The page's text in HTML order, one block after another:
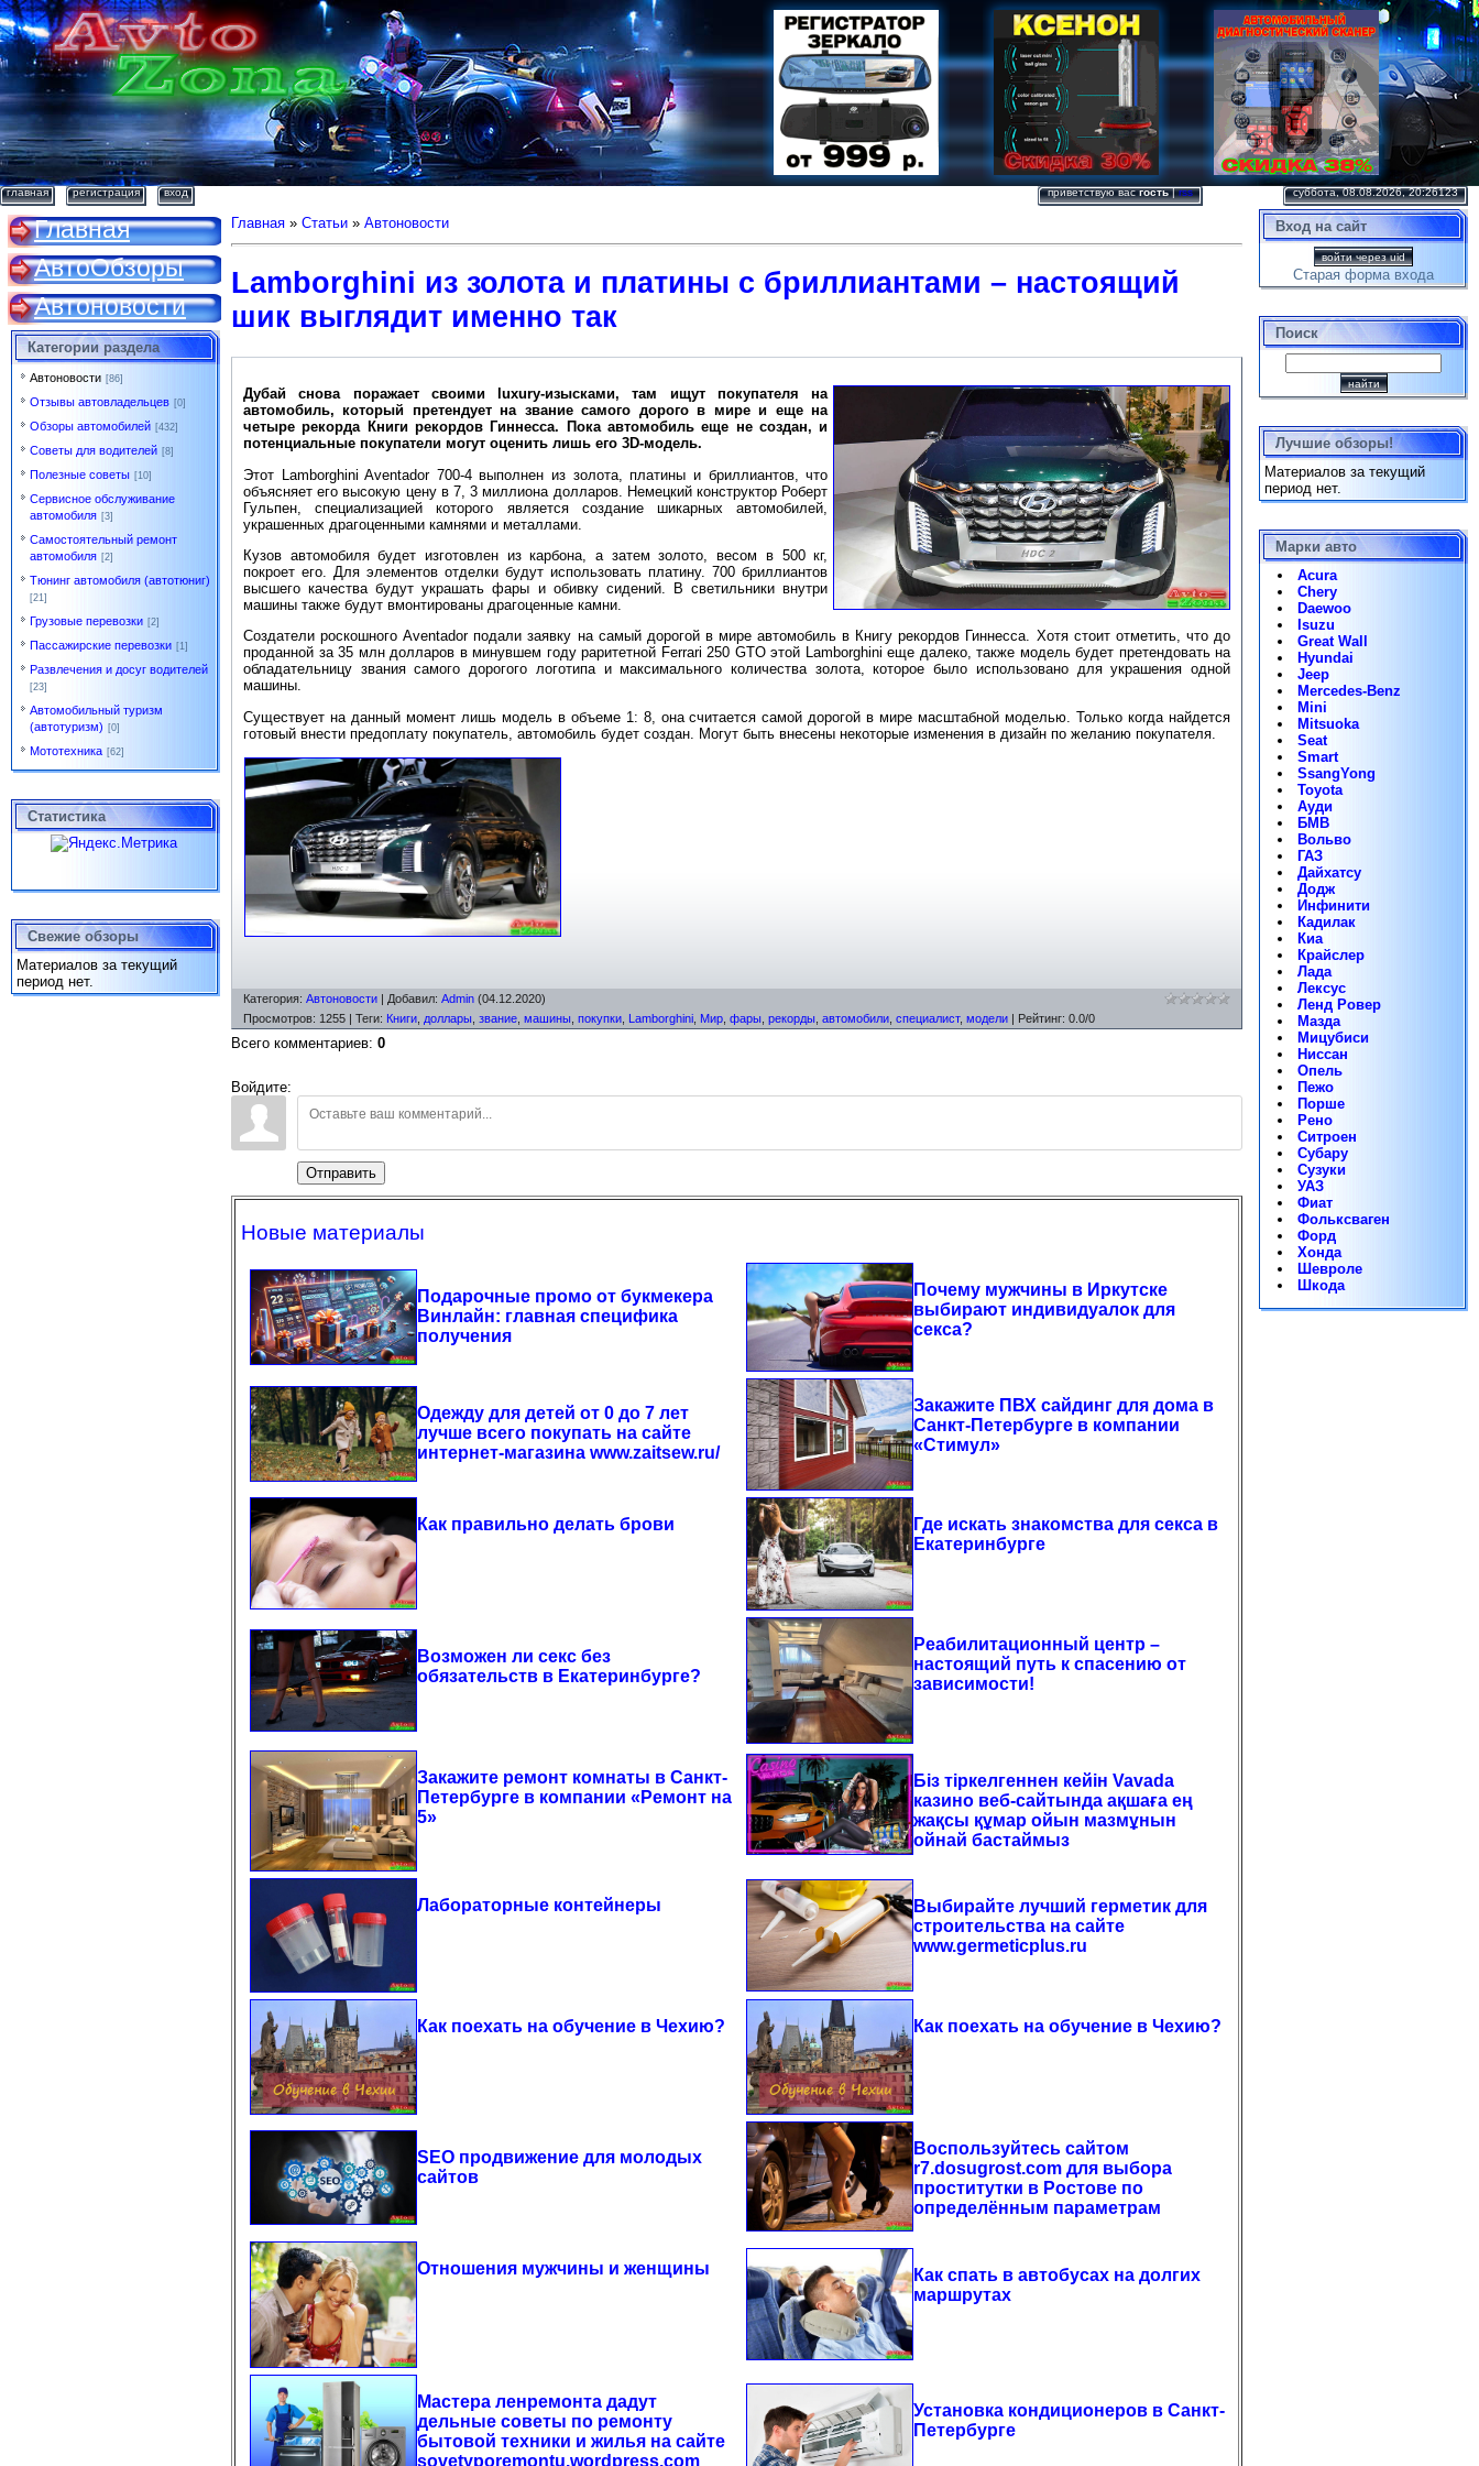
главная регистрация вход приветствую вас гость|rss суббота, 08.08.2026, 20:26123
Главная
АвтоОбзоры
Автоновости
Категории раздела
Автоновости [86]
Отзывы автовладельцев [0]
Обзоры автомобилей [432]
Советы для водителей [8]
Полезные советы [10]
Сервисное обслуживание
автомобиля [3]
Самостоятельный ремонт
автомобиля [2]
Тюнинг автомобиля (автотюниг)
[21]
Грузовые перевозки [2]
Пассажирские перевозки [1]
Развлечения и досуг водителей
[23]
Автомобильный туризм
(автотуризм) [0]
Мототехника [62]
Статистика
Свежие обзоры
Материалов за текущий
период нет.
Главная » Статьи » Автоновости
Lamborghini из золота и платины с бриллиантами – настоящий
шик выглядит именно так
Дубай снова поражает своими luxury-изысками, там ищут покупателя на
автомобиль, который претендует на звание самого дорого в мире и еще на
четыре рекорда Книги рекордов Гиннесса. Пока автомобиль еще не создан, и
потенциальные покупатели могут оценить лишь его 3D-модель.
Этот Lamborghini Aventador 700-4 выполнен из золота, платины и бриллиантов, что
объясняет его высокую цену в 7, 3 миллиона долларов. Немецкий конструктор Роберт
Гульпен, специализацией которого является создание шикарных автомобилей,
украшенных драгоценными камнями и металлами.
Кузов автомобиля будет изготовлен из карбона, а затем золото, весом в 500 кг,
покроет его. Для элементов отделки будут использовать платину. 700 бриллиантов
высшего качества будут украшать фары и обивку сидений. В светильники внутри
машины также будут вмонтированы драгоценные камни.
Создатели роcкошного Aventador подали заявку на самый дорогой в мире автомобиль в Книгу рекордов Гиннесса. Хотя стоит отметить, что до
проданной за 35 млн долларов в минувшем году раритетной Ferrari 250 GTO этой Lamborghini еще далеко, также модель будет претендовать на
обладательницу звания самого дорогого логотипа и максимального количества золота, которое было использовано для украшения одной
машины.
Существует на данный момент лишь модель в объеме 1: 8, она считается самой дорогой в мире масштабной моделью. Только когда найдется
готовый внести предоплату покупатель, автомобиль будет создан. Могут быть внесены некоторые изменения в дизайн по желанию покупателя.
Категория: Автоновости Добавил: Admin (04.12.2020)
Просмотров: 1255 Теги: Книги доллары звание машины покупки Lamborghini Мир фары рекорды автомобили специалист, модели Рейтинг: 0.0/0
Всего комментариев: 0
Войдите:
Отправить
Новые материалы
Подарочные промо от букмекера
Винлайн: главная специфика
получения
Почему мужчины в Иркутске
выбирают индивидуалок для
секса?
Одежду для детей от 0 до 7 лет
лучше всего покупать на сайте
интернет-магазина www.zaitsew.ru/
Закажите ПВХ сайдинг для дома в
Санкт-Петербурге в компании
«Стимул»
Как правильно делать брови
Где искать знакомства для секса в
Екатеринбурге
Возможен ли секс без
обязательств в Екатеринбурге?
Реабилитационный центр –
настоящий путь к спасению от
зависимости!
Закажите ремонт комнаты в Санкт-
Петербурге в компании «Ремонт на
5»
Біз тіркелгеннен кейін Vavada
казино веб-сайтында ақшаға ең
жақсы құмар ойын мазмұнын
ойнай бастаймыз
Лабораторные контейнеры
Выбирайте лучший герметик для
строительства на сайте
www.germeticplus.ru
Как поехать на обучение в Чехию? Как поехать на обучение в Чехию?
SEO продвижение для молодых
сайтов
Воспользуйтесь сайтом
r7.dosugrost.com для выбора
проститутки в Ростове по
определённым параметрам
Отношения мужчины и женщины
Как спать в автобусах на долгих
маршрутах
Мастера ленремонта дадут
дельные советы по ремонту
бытовой техники и жилья на сайте
sovetyporemontu.wordpress.com
Установка кондиционеров в Санкт-
Петербурге
Вход на сайт
войти через uid
Старая форма входа
Поиск
Лучшие обзоры!
Материалов за текущий
период нет.
Марки авто
Acura
Chery
Daewoo
Isuzu
Great Wall
Hyundai
Jeep
Mercedes-Benz
Mini
Mitsuoka
Seat
Smart
SsangYong
Toyota
Ауди
БМВ
Вольво
ГАЗ
Дайхатсу
Додж
Инфинити
Кадилак
Киа
Крайслер
Лада
Лексус
Ленд Ровер
Мазда
Мицубиси
Ниссан
Опель
Пежо
Порше
Рено
Ситроен
Субару
Сузуки
УАЗ
Фиат
Фольксваген
Форд
Хонда
Шевроле
Шкода